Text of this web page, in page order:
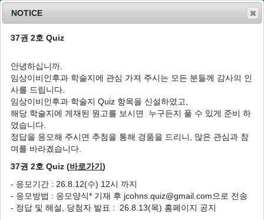
n
v
o
J Clin Otolaryngol Head Neck Surg
37(2 ): 45-50
pISSN: 1225-0244, eISSN: 2713-833X
DOI:https://doi.org/10.35420/jcohns.2026.37.2.45
Review Article
갑상선 유두미세암종에 대한 고주파절제술의
최신 지견
이민형1 ,2, 3,* ,이진춘1 ,2 ,3 * , 성의숙
Update on Radiofrequency Ablation for
NOTICE
37권 2호 Quiz
안녕하십니까.
임상이비인후과 학술지에 관심 가져 주시는 모든 분들께 감사의 인
사를 드립니다.
임상이비인후과 학술지 Quiz 항목을 신설하였고,
해당 학술지에 게재된 원고를 보시면 누구든지 풀 수 있게 준비 하
였습니다.
정답을 응모해 주시면 추첨을 통해 경품을 드리니, 많은 관심과 참
여를 바라겠습니다.
37권 2호 Quiz (바로가기)
- 응모기간 : 26.8.12(수) 12시 까지
- 응모방법 : 응모양식* 기재 후 jcohns.quiz@gmail.com으로 전송
- 정답 및 해설, 당첨자 발표 : 26.8.13(목) 홈페이지 공지